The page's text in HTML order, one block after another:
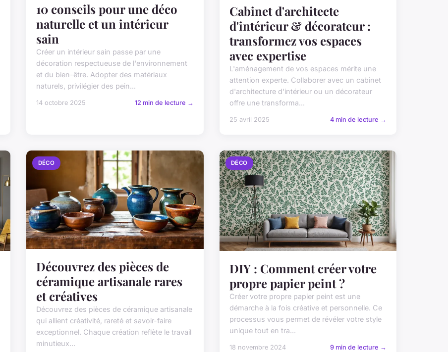
10 conseils pour une déco
naturelle et un intérieur
sain
Créer un intérieur sain passe par une
décoration respectueuse de l'environnement
et du bien-être. Adopter des matériaux
naturels, privilégier des pein...
14 octobre 2025 12 min de lecture →
Cabinet d'architecte
d'intérieur & décorateur :
transformez vos espaces
avec expertise
L'aménagement de vos espaces mérite une
attention experte. Collaborer avec un cabinet
d'architecture d'intérieur ou un décorateur
offre une transforma...
25 avril 2025 4 min de lecture →
DÉCO
Découvrez des pièces de
céramique artisanale rares
et créatives
Découvrez des pièces de céramique artisanale
qui allient créativité, rareté et savoir-faire
exceptionnel. Chaque création reflète le travail
minutieux...
DÉCO
DIY : Comment créer votre
propre papier peint ?
Créer votre propre papier peint est une
démarche à la fois créative et personnelle. Ce
processus vous permet de révéler votre style
unique tout en tra...
18 novembre 2024 9 min de lecture →